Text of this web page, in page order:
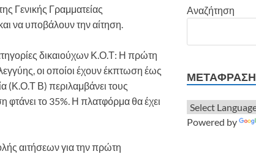
Γενικής Γραμματείας
να υποβάλουν την αίτηση.
δικαιούχων Κ.Ο.Τ: Η πρώτη
οι οποίοι έχουν έκπτωση έως
(Κ.Ο.Τ Β) περιλαμβάνει τους
φτάνει το 35%. Η πλατφόρμα θα έχει
αιτήσεων για την πρώτη
Αναζήτηση
ΜΕΤΆΦΡΑΣΗ
Powered by